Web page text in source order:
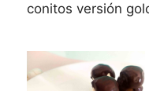
conitos versión